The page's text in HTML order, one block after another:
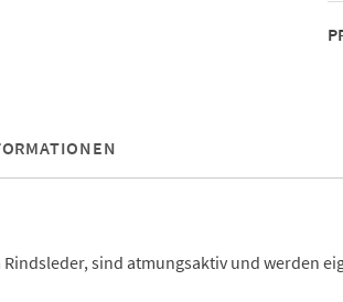
sind atmungsaktiv und werden